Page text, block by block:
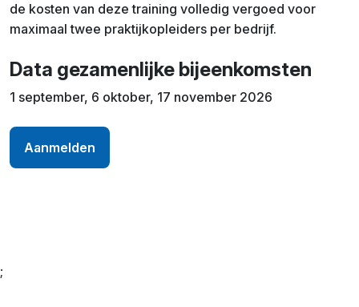
de kosten van deze training volledig vergoed voor
maximaal twee praktijkopleiders per bedrijf.
Data gezamenlijke bijeenkomsten
1 september, 6 oktober, 17 november 2026
Aanmelden
;